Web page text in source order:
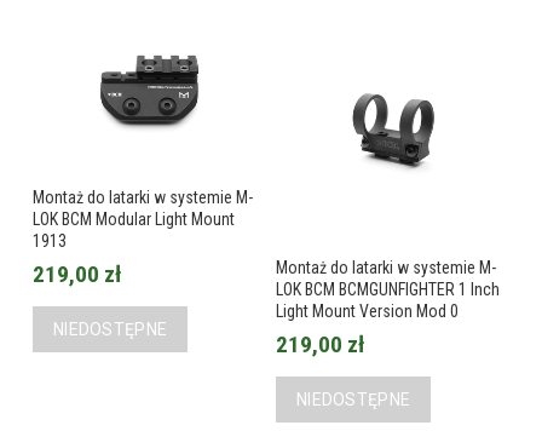
Montaż do latarki w systemie M-
LOK BCM Modular Light Mount
1913
219,00 zł
NIEDOSTĘPNE
Montaż do latarki w systemie M-
LOK BCM BCMGUNFIGHTER 1 Inch
Light Mount Version Mod 0
219,00 zł
NIEDOSTĘPNE